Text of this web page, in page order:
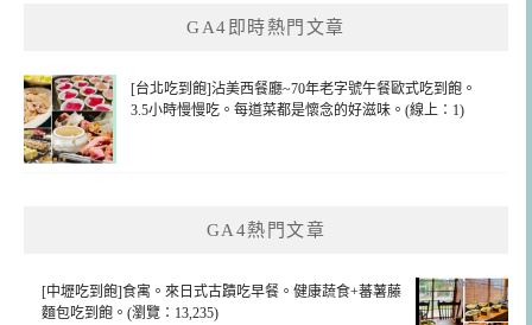
GA4即時熱門文章
[台北吃到飽]沾美西餐廳~70年老字號午餐歐式吃到飽。
3.5小時慢慢吃。每道菜都是懷念的好滋味。(線上：1)
GA4熱門文章
[中壢吃到飽]食寓。來日式古蹟吃早餐。健康蔬食+蕃薯藤
麵包吃到飽。(瀏覽：13,235)